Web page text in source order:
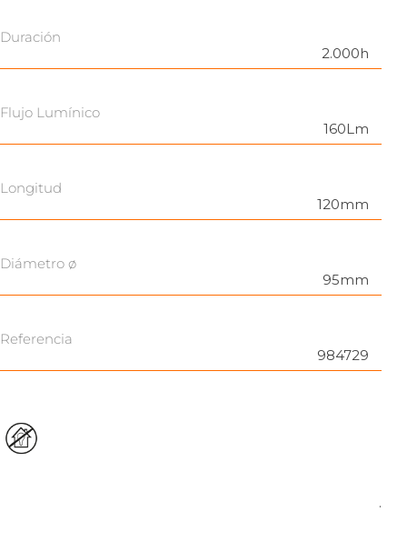
Duración
2.000h
Flujo Lumínico
160Lm
Longitud
120mm
Diámetro ø
95mm
Referencia
984729
.